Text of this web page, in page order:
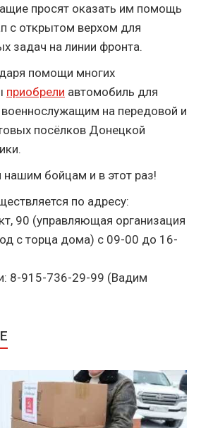
просят оказать им помощь
с открытом верхом для
задач на линии фронта.
помощи многих
приобрели автомобиль для
на передовой и
посёлков Донецкой
бойцам и в этот раз!
по адресу:
90 (управляющая организация
с торца дома) с 09-00 до 16-
8-915-736-29-99 (Вадим